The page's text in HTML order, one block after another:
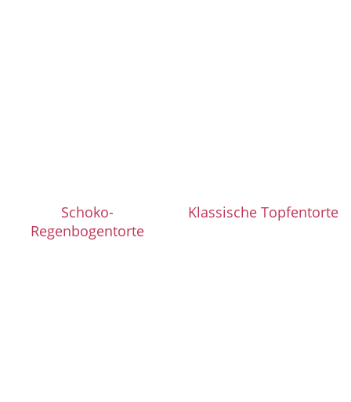
Schoko-
Regenbogentorte
Klassische Topfentorte